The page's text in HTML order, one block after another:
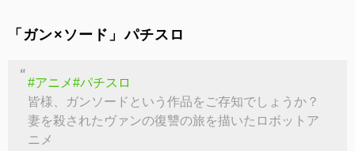
「ガン×ソード」パチスロ
#アニメ#パチスロ
皆様、ガンソードという作品をご存知でしょうか？
妻を殺されたヴァンの復讐の旅を描いたロボットア
ニメ